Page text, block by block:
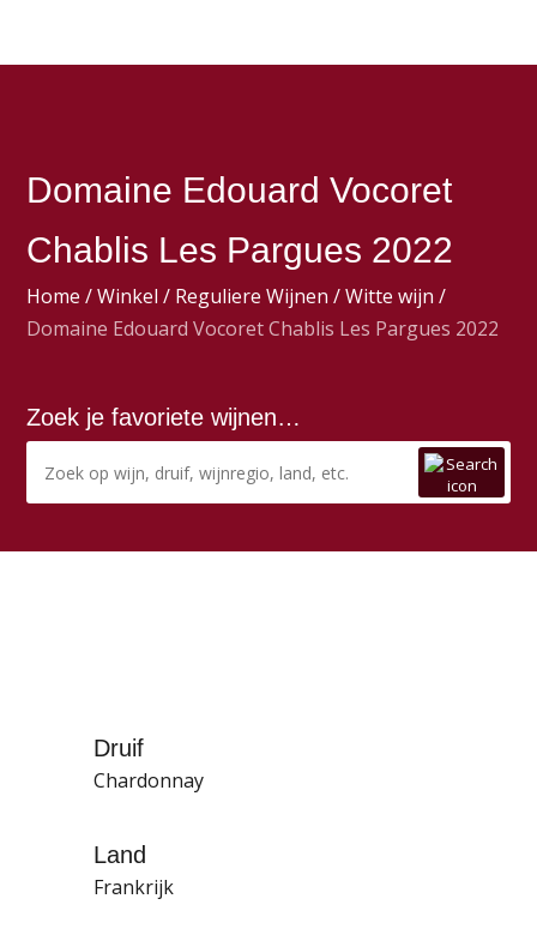
Domaine Edouard Vocoret
Chablis Les Pargues 2022
Home /Winkel / Reguliere Wijnen /Witte wijn /
Domaine Edouard Vocoret Chablis Les Pargues 2022
Zoek je favoriete wijnen…
Druif
Chardonnay
Land
Frankrijk